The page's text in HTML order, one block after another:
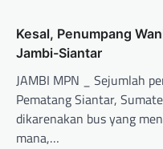
Kesal, Penumpang
Jambi-Siantar
JAMBI MPN _ Sejumlah
Pematang Siantar,
dikarenakan bus yang
mana,…